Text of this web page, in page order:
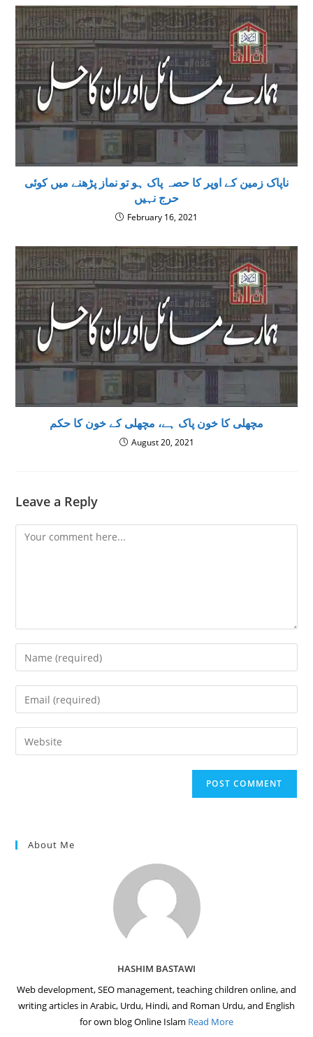
ناپاک زمین کے اوپر کا حصہ پاک ہو تو نماز پڑھنے میں کوئی
حرج نہیں
February 16, 2021
مچھلی کا خون پاک ہے، مچھلی کے خون کا حکم
August 20, 2021
Leave a Reply
Comment
Enter
your
name
comment
Enter
your
email
address
Enter
your
About Me
HASHIM BASTAWI
Web development, SEO management, teaching children online, and
writing articles in Arabic, Urdu, Hindi, and Roman Urdu, and English
for own blog Online Islam Read More